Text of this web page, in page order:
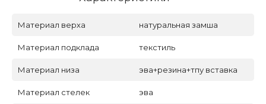
Материал верха натуральная замша
Материал подклада текстиль
Материал низа эва+резина+тпу вставка
Материал стелек эва